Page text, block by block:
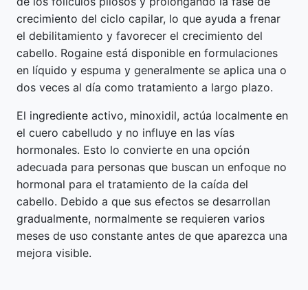
crecimiento del ciclo capilar, lo que ayuda a frenar
el debilitamiento y favorecer el crecimiento del
cabello. Rogaine está disponible en formulaciones
en líquido y espuma y generalmente se aplica una o
dos veces al día como tratamiento a largo plazo.
El ingrediente activo, minoxidil, actúa localmente en
el cuero cabelludo y no influye en las vías
hormonales. Esto lo convierte en una opción
adecuada para personas que buscan un enfoque no
hormonal para el tratamiento de la caída del
cabello. Debido a que sus efectos se desarrollan
gradualmente, normalmente se requieren varios
meses de uso constante antes de que aparezca una
mejora visible.